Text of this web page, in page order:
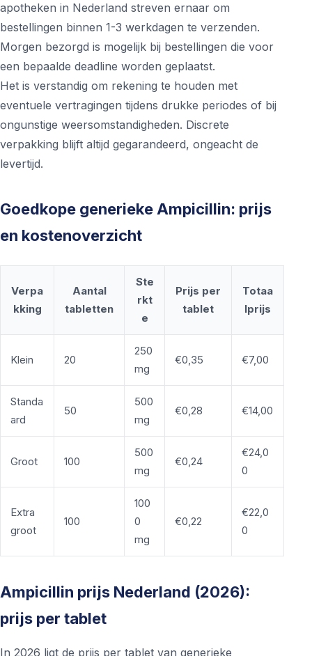
apotheken in Nederland streven ernaar om
bestellingen binnen 1-3 werkdagen te verzenden.
Morgen bezorgd is mogelijk bij bestellingen die voor
een bepaalde deadline worden geplaatst.
Het is verstandig om rekening te houden met
eventuele vertragingen tijdens drukke periodes of bij
ongunstige weersomstandigheden. Discrete
verpakking blijft altijd gegarandeerd, ongeacht de
levertijd.
Goedkope generieke Ampicillin: prijs
en kostenoverzicht
Verpa
kking
Aantal
tabletten
Ste
rkt
e
Prijs per
tablet
Totaa
lprijs
Klein 20
250
mg
€0,35 €7,00
Standa
ard
50
500
mg
€0,28 €14,00
Groot 100
500
mg
€0,24
€24,0
0
Extra
groot
100
100
0
mg
€0,22
€22,0
0
Ampicillin prijs Nederland (2026):
prijs per tablet
In 2026 ligt de prijs per tablet van generieke